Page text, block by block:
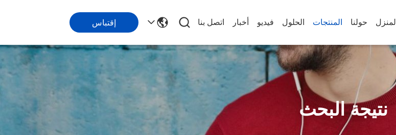
المنزل حولنا المنتجات الحلول فيديو أخبار اتصل بنا إقتباس
نتيجة البحث